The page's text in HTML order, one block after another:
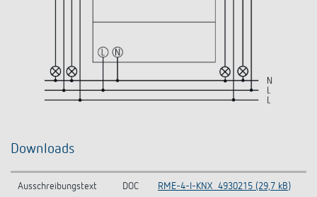
Downloads
Ausschreibungstext DOC RME-4-I-KNX_4930215 (29,7 kB)